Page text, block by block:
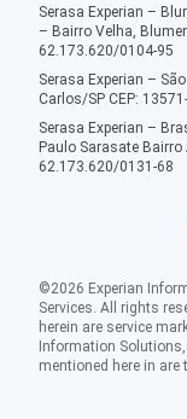
Serasa Experian –
– Bairro Velha,
62.173.620/0104-95
Serasa Experian –
Carlos/SP CEP:
Serasa Experian –
Paulo Sarasate Bairro
62.173.620/0131-68
©2026 Experian
Services. All rights
herein are service
Information
mentioned here in are